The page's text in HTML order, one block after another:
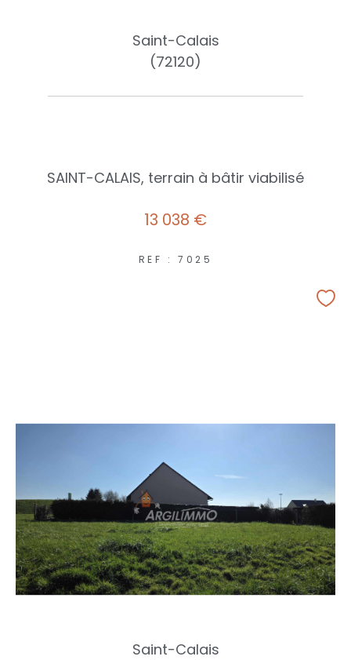
Saint-Calais
(72120)
SAINT-CALAIS, terrain à bâtir viabilisé
13 038 €
REF : 7025
Saint-Calais